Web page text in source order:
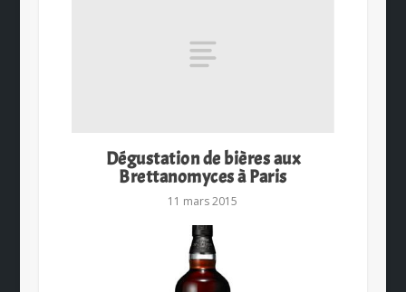
Dégustation de bières aux
Brettanomyces à Paris
11 mars 2015